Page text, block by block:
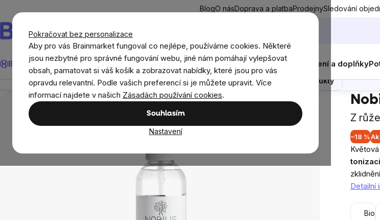
Pokračovat bez personalizace
Aby pro vás Brainmarket fungoval co nejlépe, používáme cookies. Některé
jsou nezbytné pro správné fungování webu, jiné nám pomáhají vylepšovat
obsah, pamatovat si váš košík a zobrazovat nabídky, které jsou pro vás
opravdu relevantní. Podle vašich preferencí si je můžete upravit. Více
informací najdete v našich Zásadách používání cookies.
Souhlasím
Nastavení
obsah
BlogO násDoprava a platbaProdejnySledování
Hledat
BrainMax® Léto Ušetři CíleDoplňky stravy a výživaNovinkyMužiŽenyDěti Oblečení a doplňky
Přírodní kosmetika Péče o pleť a rty Nobilis Tilia Květová voda BIO Růže, 200 ml
Z
–18 %
Detailní
Bio
Nobilis Tilia Květová voda BIO Růže, 200 ml
Přehled Popis Související produkty Recenze Poradna Podobné produkty